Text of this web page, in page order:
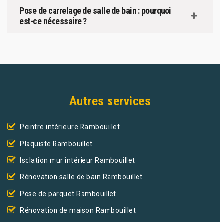
Pose de carrelage de salle de bain : pourquoi
est-ce nécessaire ?
Autres services
Peintre intérieure Rambouillet
Plaquiste Rambouillet
Isolation mur intérieur Rambouillet
Rénovation salle de bain Rambouillet
Pose de parquet Rambouillet
Rénovation de maison Rambouillet